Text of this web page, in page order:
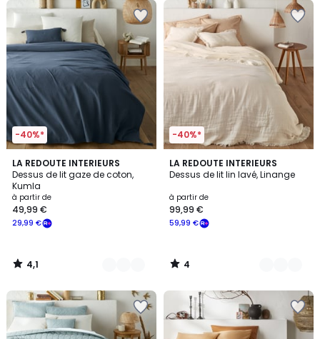
-40%*
LA REDOUTE INTERIEURS
Dessus de lit gaze de coton,
Kumla
à partir de
29,99 €
49,99 €
4,1
/ 5
7
Couleurs
4,1
/
-40%*
LA REDOUTE INTERIEURS
Dessus de lit lin lavé, Linange
à partir de
59,99 €
99,99 €
4
/
5
Couleurs
4
/